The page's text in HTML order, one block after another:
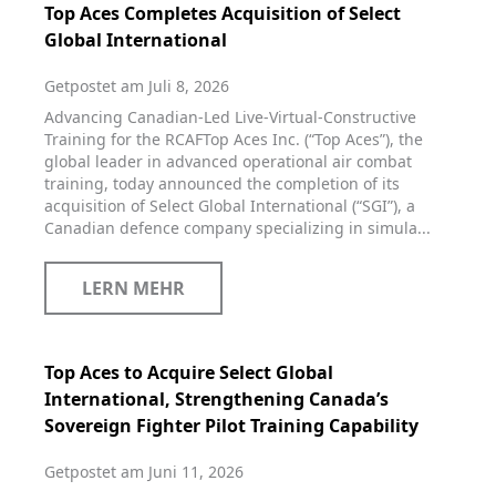
Top Aces Completes Acquisition of Select
Global International
Getpostet am Juli 8, 2026
Advancing Canadian-Led Live-Virtual-Constructive
Training for the RCAFTop Aces Inc. (“Top Aces”), the
global leader in advanced operational air combat
training, today announced the completion of its
acquisition of Select Global International (“SGI”), a
Canadian defence company specializing in simula...
LERN MEHR
Top Aces to Acquire Select Global
International, Strengthening Canada’s
Sovereign Fighter Pilot Training Capability
Getpostet am Juni 11, 2026